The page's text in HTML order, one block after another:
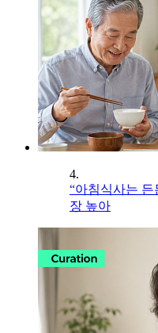
4.
“아침식사는 든
장 높아